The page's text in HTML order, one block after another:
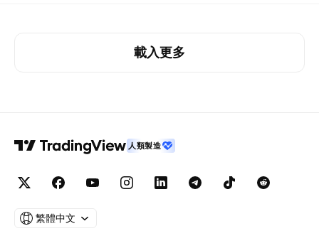
載入更多
人類製造
繁體中文